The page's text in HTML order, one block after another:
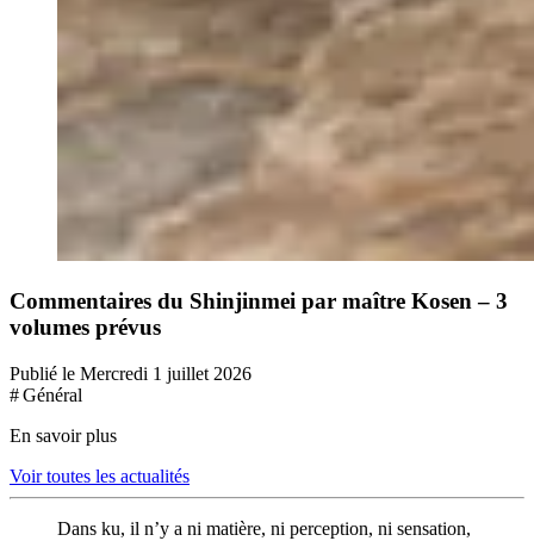
Commentaires du Shinjinmei par maître Kosen – 3
volumes prévus
Publié le Mercredi 1 juillet 2026
# Général
En savoir plus
Voir toutes les actualités
Dans ku, il n’y a ni matière, ni perception, ni sensation,